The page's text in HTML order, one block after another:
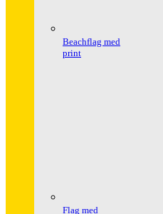
Beachflag med
print
Flag med